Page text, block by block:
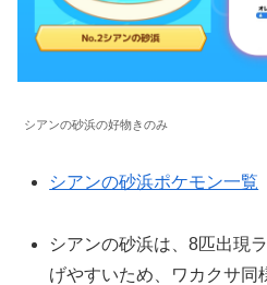
シアンの砂浜の好物きのみ
シアンの砂浜ポケモン一覧
シアンの砂浜は、8匹出現
げやすいため、ワカクサ同